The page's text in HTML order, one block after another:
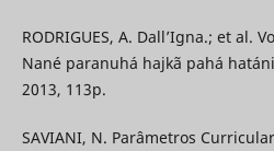
RODRIGUES, A. Dall’Igna.; et al.
Nané paranuhá hajkã pahá
2013, 113p.
SAVIANI, N. Parâmetros